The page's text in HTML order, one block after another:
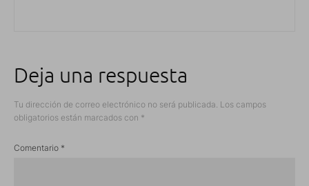
Deja una respuesta
Tu dirección de correo electrónico no será publicada. Los campos
obligatorios están marcados con *
Comentario *